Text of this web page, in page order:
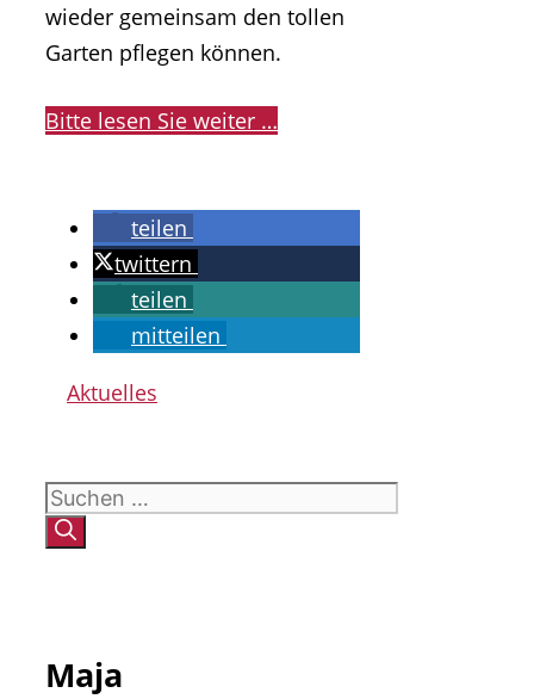
wieder gemeinsam den tollen
Garten pflegen können.
Bitte lesen Sie weiter …
teilen
twittern
teilen
mitteilen
Kategorien
Aktuelles
Suchen
nach:
Maja